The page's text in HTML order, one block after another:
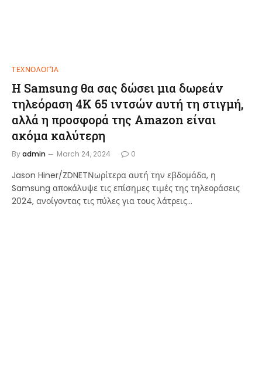
ΤΕΧΝΟΛΟΓΊΑ
Η Samsung θα σας δώσει μια δωρεάν
τηλεόραση 4K 65 ιντσών αυτή τη στιγμή,
αλλά η προσφορά της Amazon είναι
ακόμα καλύτερη
Byadmin March 24, 2024 0
Jason Hiner/ZDNETΝωρίτερα αυτή την εβδομάδα, η
Samsung αποκάλυψε τις επίσημες τιμές της τηλεοράσεις
2024, ανοίγοντας τις πύλες για τους λάτρεις…